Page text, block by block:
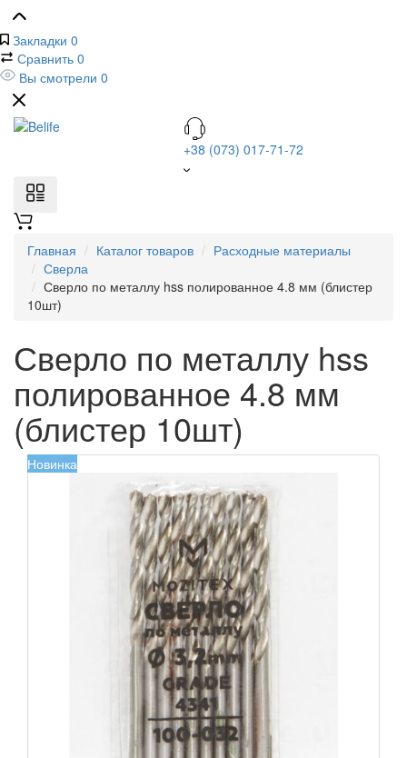
Закладки 0
Сравнить 0
Вы смотрели 0
+38 (073) 017-71-72
Главная Каталог товаров
Расходные материалы
Сверла
Сверло по металлу hss полированное 4.8 мм (блистер
10шт)
Сверло по металлу hss
полированное 4.8 мм
(блистер 10шт)
Новинка